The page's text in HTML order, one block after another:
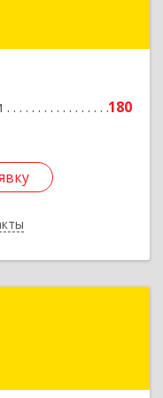
180
Губкинский р-н,
г, 50 лет НЛМК